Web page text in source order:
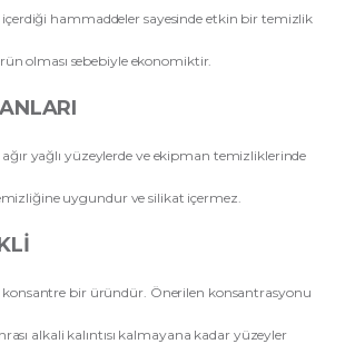
içerdiği hammaddeler sayesinde etkin bir temizlik
olması sebebiyle ekonomiktir.
ağır yağlı yüzeylerde ve ekipman temizliklerinde
uygundur ve silikat içermez.
konsantre bir üründür. Önerilen konsantrasyonu
alkali kalıntısı kalmayana kadar yüzeyler